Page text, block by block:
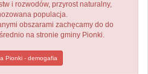
i rozwodów, przyrost naturalny,
populacja.
obszarami zachęcamy do do
na stronie gminy Pionki.
Pionki - demogafia